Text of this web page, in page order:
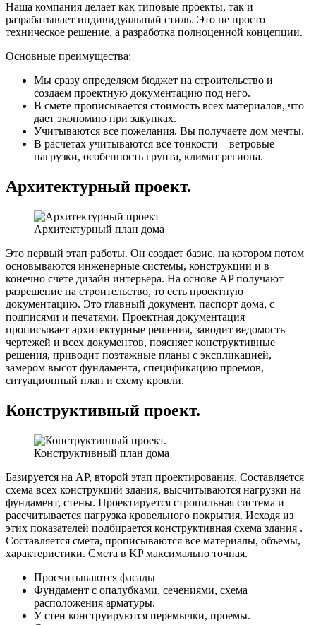
Наша компания делает как типовые проекты, так и
разрабатывает индивидуальный стиль. Это не просто
техническое решение, а разработка полноценной концепции.
Основные преимущества:
Мы сразу определяем бюджет на строительство и
создаем проектную документацию под него.
В смете прописывается стоимость всех материалов, что
дает экономию при закупках.
Учитываются все пожелания. Вы получаете дом мечты.
В расчетах учитываются все тонкости – ветровые
нагрузки, особенность грунта, климат региона.
Архитектурный проект.
Архитектурный план дома
Это первый этап работы. Он создает базис, на котором потом
основываются инженерные системы, конструкции и в
конечно счете дизайн интерьера. На основе AP получают
разрешение на строительство, то есть проектную
документацию. Это главный документ, паспорт дома, с
подписями и печатями. Проектная документация
прописывает архитектурные решения, заводит ведомость
чертежей и всех документов, поясняет конструктивные
решения, приводит поэтажные планы с экспликацией,
замером высот фундамента, спецификацию проемов,
ситуационный план и схему кровли.
Конструктивный проект.
Конструктивный план дома
Базируется на AP, второй этап проектирования. Составляется
схема всех конструкций здания, высчитываются нагрузки на
фундамент, стены. Проектируется стропильная система и
рассчитывается нагрузка кровельного покрытия. Исходя из
этих показателей подбирается конструктивная схема здания .
Составляется смета, прописываются все материалы, объемы,
характеристики. Смета в KP максимально точная.
Просчитываются фасады
Фундамент с опалубками, сечениями, схема
расположения арматуры.
У стен конструируются перемычки, проемы.